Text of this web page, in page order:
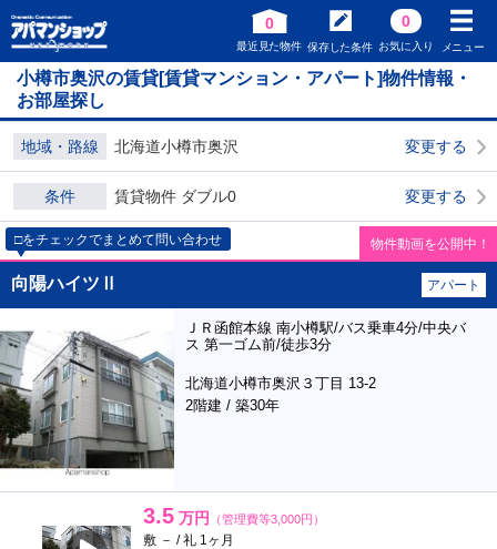
0
最近見た物件 保存した条件
0
お気に入り メニュー
小樽市奥沢の賃貸[賃貸マンション・アパート]物件情報・
お部屋探し
地域・路線 北海道小樽市奥沢 変更する
条件 賃貸物件 ダブル0 変更する
□をチェックでまとめて問い合わせ 物件動画を公開中！
向陽ハイツⅡ アパート
ＪＲ函館本線 南小樽駅/バス乗車4分/中央バ
ス 第一ゴム前/徒歩3分
北海道小樽市奥沢３丁目 13-2
2階建 / 築30年
3.5 万円 （管理費等3,000円）
敷 － / 礼 1ヶ月